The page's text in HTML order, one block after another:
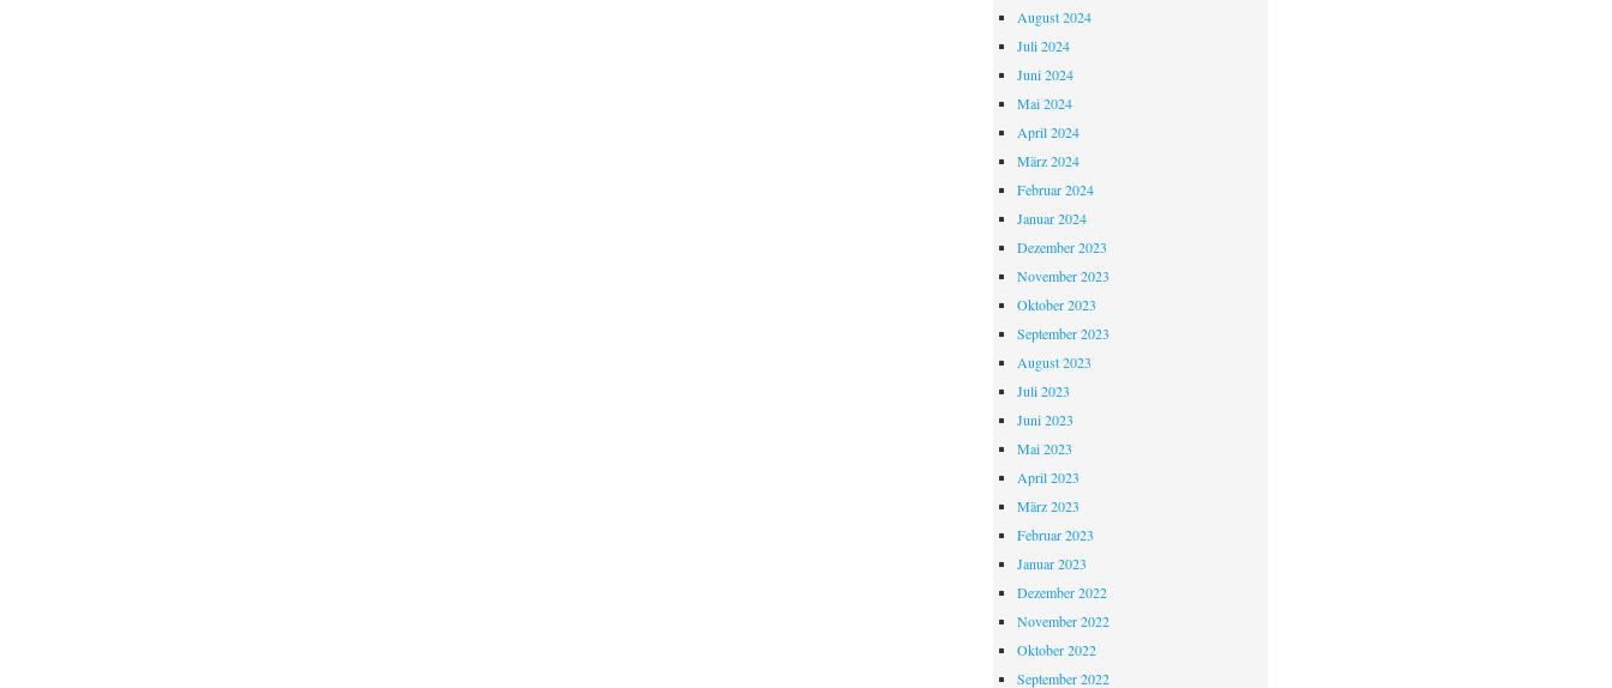
August 2024
Juli 2024
Juni 2024
Mai 2024
April 2024
März 2024
Februar 2024
Januar 2024
Dezember 2023
November 2023
Oktober 2023
September 2023
August 2023
Juli 2023
Juni 2023
Mai 2023
April 2023
März 2023
Februar 2023
Januar 2023
Dezember 2022
November 2022
Oktober 2022
September 2022